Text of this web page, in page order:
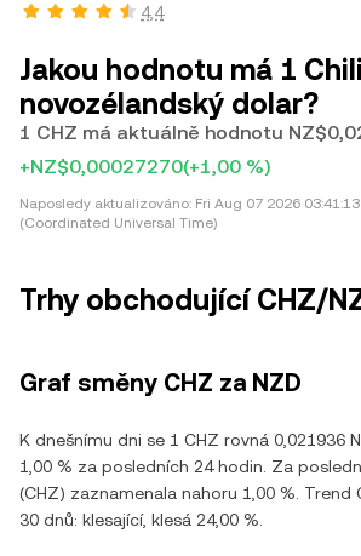
4,4
Jakou hodnotu má 1
novozélandský dolar?
1 CHZ má aktuálně hodnotu
+NZ$0,00027270(+1,00 %)
Naposledy aktualizováno: Fri Aug 07 2026
(Coordinated Universal Time)
Trhy obchodující CHZ/
Graf směny CHZ za NZD
K dnešnímu dni se 1 CHZ rovná 0,021936
1,00 % za posledních 24 hodin. Za
(CHZ) zaznamenala nahoru 1,00 %. Trend
30 dnů: klesající, klesá 24,00 %.